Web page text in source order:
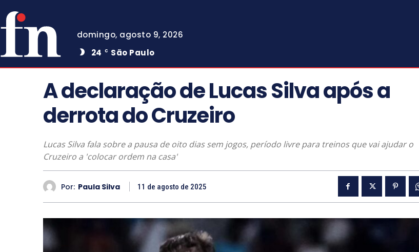
domingo, agosto 9, 2026
24
C São Paulo
A declaração de Lucas Silva após a
derrota do Cruzeiro
Lucas Silva fala sobre a pausa de oito dias sem jogos, período livre para treinos que vai ajudar o
Cruzeiro a 'colocar ordem na casa'
Por: Paula Silva 11 de agosto de 2025